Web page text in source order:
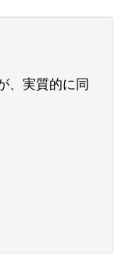
、実質的に同